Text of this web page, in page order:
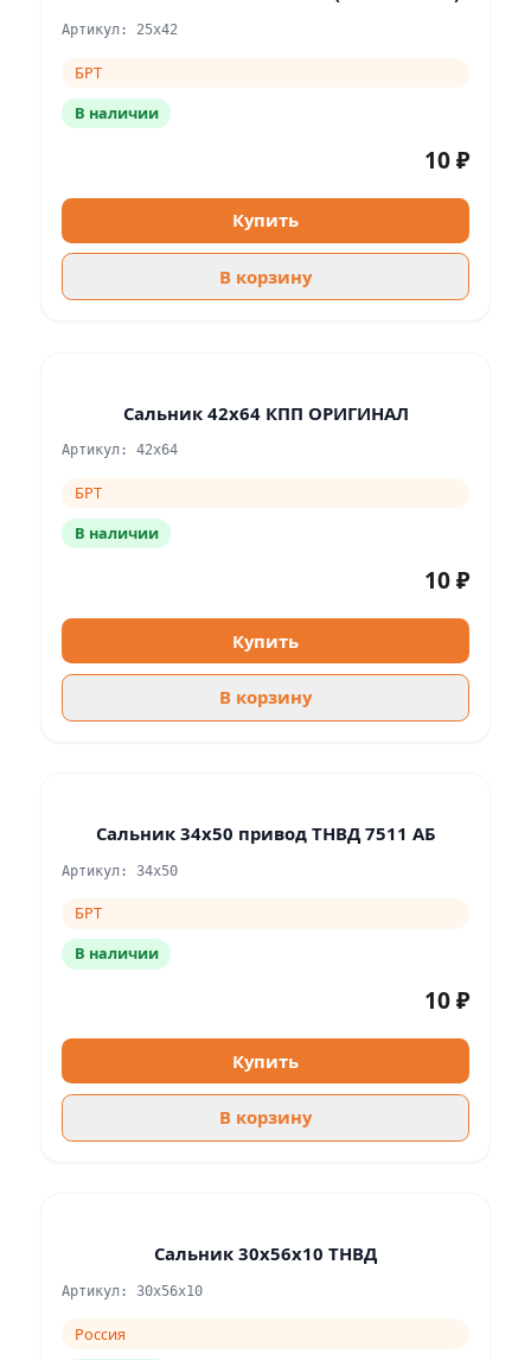
Артикул: 25х42
БРТ
В наличии
10 ₽
Купить
В корзину
Сальник 42х64 КПП ОРИГИНАЛ
Артикул: 42х64
БРТ
В наличии
10 ₽
Купить
В корзину
Сальник 34х50 привод ТНВД 7511 АБ
Артикул: 34х50
БРТ
В наличии
10 ₽
Купить
В корзину
Сальник 30х56х10 ТНВД
Артикул: 30x56x10
Россия